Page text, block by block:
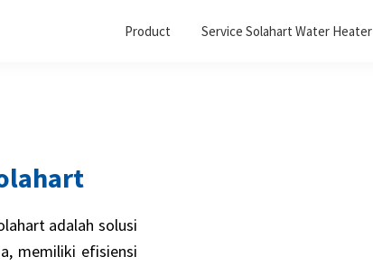
Product Service Solahart Water Heater
adalah solusi
memiliki efisiensi